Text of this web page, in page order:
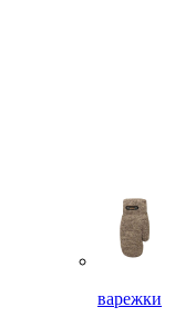
варежки